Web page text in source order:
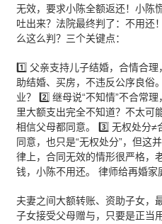
无效，要求小陈全额返还！小陈
吐出来？法院最终判了：不用还
么这么判？三个关键点：
1️⃣ 父亲支持儿子结婚，合情合
助结婚、买房，不违反公序良俗
业？ 2️⃣ 继母说“不知情”不合常
里大额支出完全不知道？不太可
相信父母都同意。 3️⃣ 无权处分
同意，也只是“无权处分”，但这
律上，合同无效的情形很严格，
钱，小陈不用还。 律师给再婚家
夫妻之间大额转账、资助子女，
子女接受父母赠与，只要是正当